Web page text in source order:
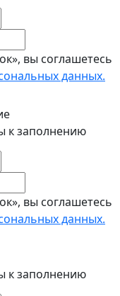
вы соглашетесь
данных.
к заполнению
вы соглашетесь
данных.
к заполнению